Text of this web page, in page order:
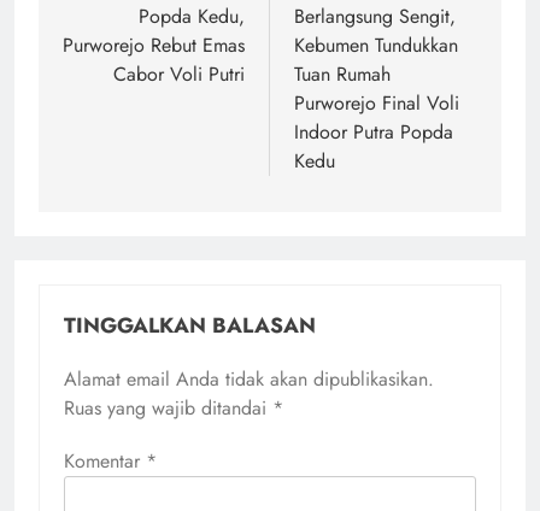
Popda Kedu,
Purworejo Rebut Emas
Cabor Voli Putri
Berlangsung Sengit,
Kebumen Tundukkan
Tuan Rumah
Purworejo Final Voli
Indoor Putra Popda
Kedu
TINGGALKAN BALASAN
Alamat email Anda tidak akan dipublikasikan.
Ruas yang wajib ditandai *
Komentar *